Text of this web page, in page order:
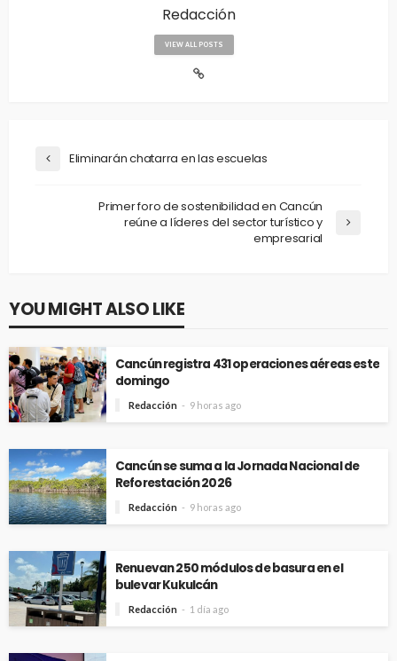
Redacción
VIEW ALL POSTS
Eliminarán chatarra en las escuelas
Primer foro de sostenibilidad en Cancún
reúne a líderes del sector turístico y
empresarial
YOU MIGHT ALSO LIKE
Cancún registra 431 operaciones aéreas este
domingo
Redacción 9 horas ago
Cancún se suma a la Jornada Nacional de
Reforestación 2026
Redacción 9 horas ago
Renuevan 250 módulos de basura en el
bulevar Kukulcán
Redacción 1 día ago